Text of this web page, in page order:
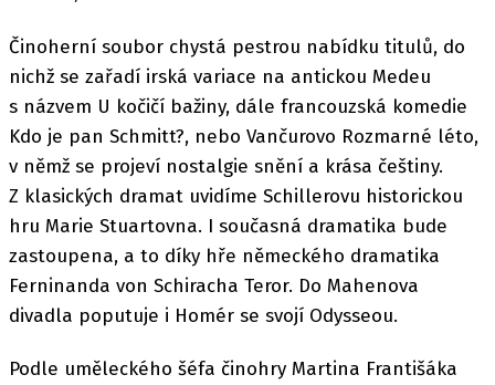
Činoherní soubor chystá pestrou nabídku titulů, do
nichž se zařadí irská variace na antickou Medeu
s názvem U kočičí bažiny, dále francouzská komedie
Kdo je pan Schmitt?, nebo Vančurovo Rozmarné léto,
v němž se projeví nostalgie snění a krása češtiny.
Z klasických dramat uvidíme Schillerovu historickou
hru Marie Stuartovna. I současná dramatika bude
zastoupena, a to díky hře německého dramatika
Ferninanda von Schiracha Teror. Do Mahenova
divadla poputuje i Homér se svojí Odysseou.
Podle uměleckého šéfa činohry Martina Františáka